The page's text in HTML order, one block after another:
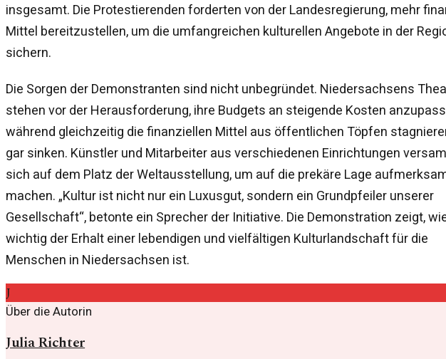
insgesamt. Die Protestierenden forderten von der Landesregierung, mehr
Mittel bereitzustellen, um die umfangreichen kulturellen Angebote in der
sichern.
Die Sorgen der Demonstranten sind nicht unbegründet. Niedersachsens
stehen vor der Herausforderung, ihre Budgets an steigende Kosten
während gleichzeitig die finanziellen Mittel aus öffentlichen Töpfen
gar sinken. Künstler und Mitarbeiter aus verschiedenen Einrichtungen
sich auf dem Platz der Weltausstellung, um auf die prekäre Lage
machen. „Kultur ist nicht nur ein Luxusgut, sondern ein Grundpfeiler unserer
Gesellschaft“, betonte ein Sprecher der Initiative. Die Demonstration zeigt,
wichtig der Erhalt einer lebendigen und vielfältigen Kulturlandschaft für die
Menschen in Niedersachsen ist.
J
Über die Autorin
Julia Richter